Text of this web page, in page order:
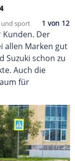
sport
Kunden. Der
allen Marken gut
Suzuki schon zu
Auch die
für